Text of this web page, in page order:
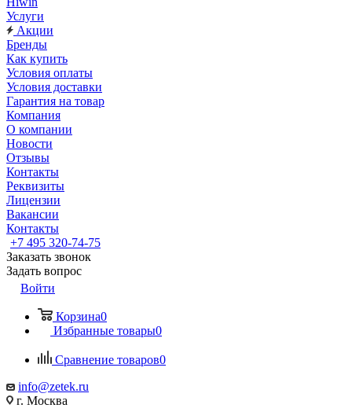
Услуги
Акции
Бренды
Как купить
Условия оплаты
Условия доставки
Гарантия на товар
Компания
О компании
Новости
Отзывы
Контакты
Реквизиты
Лицензии
Вакансии
Контакты
+7 495 320-74-75
Заказать звонок
Задать вопрос
Войти
Корзина0
Избранные товары0
Сравнение товаров0
info@zetek.ru
г. Москва